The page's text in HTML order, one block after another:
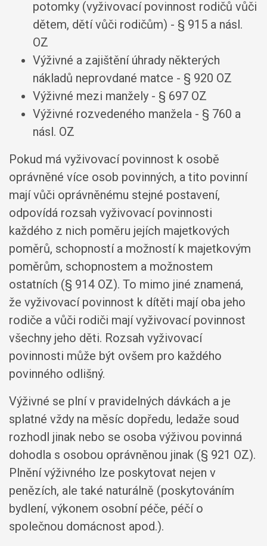
potomky (vyživovací povinnost rodičů vůči
dětem, dětí vůči rodičům) - § 915 a násl.
OZ
Výživné a zajištění úhrady některých
nákladů neprovdané matce - § 920 OZ
Výživné mezi manžely - § 697 OZ
Výživné rozvedeného manžela - § 760 a
násl. OZ
Pokud má vyživovací povinnost k osobě
oprávněné více osob povinných, a tito povinní
mají vůči oprávněnému stejné postavení,
odpovídá rozsah vyživovací povinnosti
každého z nich poměru jejích majetkových
poměrů, schopností a možností k majetkovým
poměrům, schopnostem a možnostem
ostatních (§ 914 OZ). To mimo jiné znamená,
že vyživovací povinnost k dítěti mají oba jeho
rodiče a vůči rodiči mají vyživovací povinnost
všechny jeho děti. Rozsah vyživovací
povinnosti může být ovšem pro každého
povinného odlišný.
Výživné se plní v pravidelných dávkách a je
splatné vždy na měsíc dopředu, ledaže soud
rozhodl jinak nebo se osoba výživou povinná
dohodla s osobou oprávněnou jinak (§ 921 OZ).
Plnění výživného lze poskytovat nejen v
penězích, ale také naturálně (poskytováním
bydlení, výkonem osobní péče, péčí o
společnou domácnost apod.).